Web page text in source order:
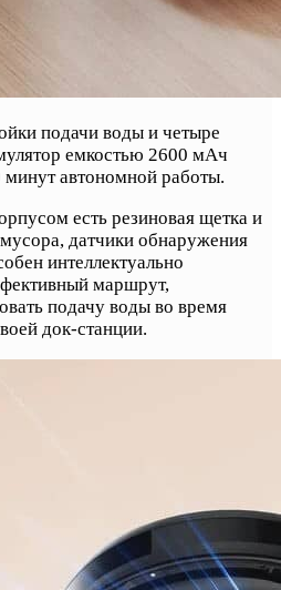
подачи воды и четыре
емкостью 2600 мАч
автономной работы.
есть резиновая щетка и
датчики обнаружения
интеллектуально
маршрут,
подачу воды во время
док-станции.